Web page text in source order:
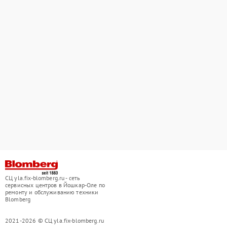
СЦ yla.fix-blomberg.ru - сеть
сервисных центров в Йошкар-Оле по
ремонту и обслуживанию техники
Blomberg
2021-2026 © СЦ yla.fix-blomberg.ru